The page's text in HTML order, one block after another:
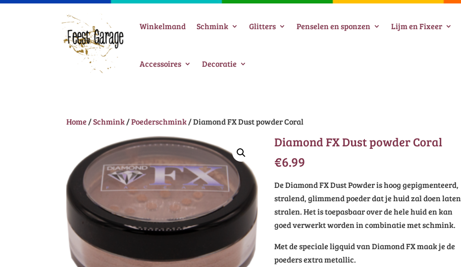
Winkelmand Schmink Glitters Penselen en sponzen Lijm en Fixeer
Accessoires Decoratie
Home /Schmink/Poederschmink/ Diamond FX Dust powder Coral
Diamond FX Dust powder Coral
€6.99
De Diamond FX Dust Powder is hoog gepigmenteerd,
stralend, glimmend poeder dat je huid zal doen laten
stralen. Het is toepasbaar over de hele huid en kan
goed verwerkt worden in combinatie met schmink.
Met de speciale ligquid van Diamond FX maak je de
poeders extra metallic.